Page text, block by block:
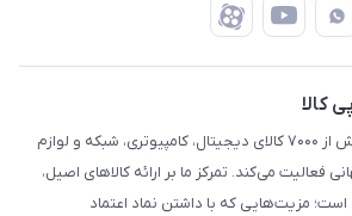
کالا
(HPKALA) با بیش از ۷۰۰۰ کالای دیجیتال، کامپیوتری، شبکه و لوازم
فعالیت می‌کند. تمرکز ما بر ارائه کالاهای اصیل،
مزیت‌هایی که با داشتن نماد اعتماد